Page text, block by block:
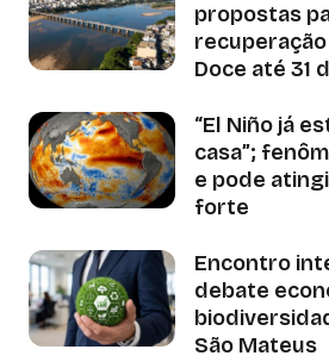
propostas
recuperação
Doce até 31
“El Niño já
casa”;
e pode
forte
Encontro
debate
São Mateus